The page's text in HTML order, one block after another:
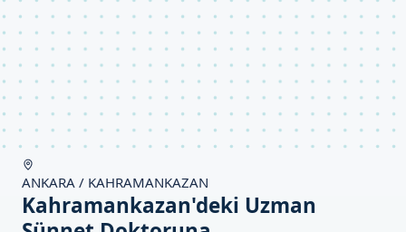
ANKARA / KAHRAMANKAZAN
Kahramankazan'deki Uzman